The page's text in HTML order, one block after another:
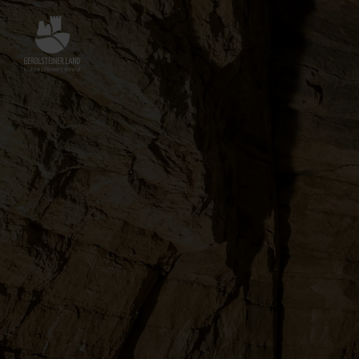
Zurück
zur
Startseite